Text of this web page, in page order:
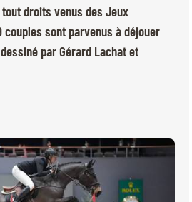
de Genève. Tous droits réservés
droits venus des Jeux
couples sont parvenus à déjouer
par Gérard Lachat et